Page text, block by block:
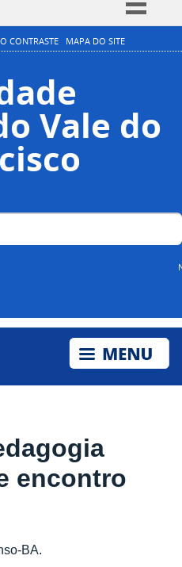
Simplifique!
Participe
Acesso à informação
Legislação
Canais
CONTRASTE MAPA DO SITE
Vale do
encontro
BA.